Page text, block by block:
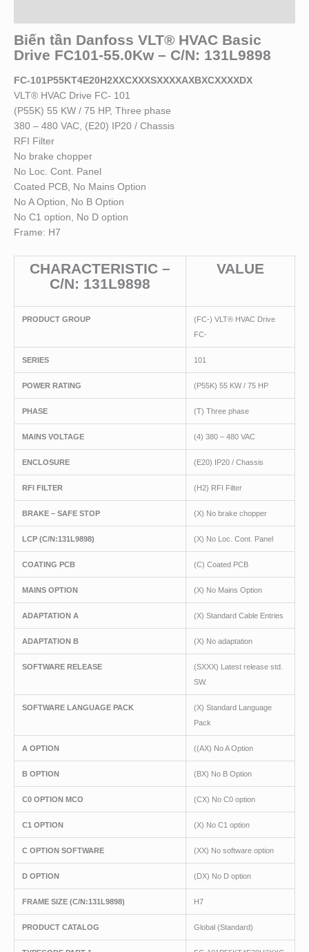
Biến tần Danfoss VLT® HVAC Basic
Drive FC101-55.0Kw – C/N: 131L9898
FC-101P55KT4E20H2XXCXXXSXXXXAXBXCXXXXDX
VLT® HVAC Drive FC- 101
(P55K) 55 KW / 75 HP, Three phase
380 – 480 VAC, (E20) IP20 / Chassis
RFI Filter
No brake chopper
No Loc. Cont. Panel
Coated PCB, No Mains Option
No A Option, No B Option
No C1 option, No D option
Frame: H7
CHARACTERISTIC –
C/N: 131L9898
VALUE
PRODUCT GROUP
(FC-) VLT® HVAC Drive
FC-
SERIES 101
POWER RATING (P55K) 55 KW / 75 HP
PHASE (T) Three phase
MAINS VOLTAGE (4) 380 – 480 VAC
ENCLOSURE (E20) IP20 / Chassis
RFI FILTER (H2) RFI Filter
BRAKE – SAFE STOP (X) No brake chopper
LCP (C/N:131L9898) (X) No Loc. Cont. Panel
COATING PCB (C) Coated PCB
MAINS OPTION (X) No Mains Option
ADAPTATION A (X) Standard Cable Entries
ADAPTATION B (X) No adaptation
SOFTWARE RELEASE
(SXXX) Latest release std.
SW.
SOFTWARE LANGUAGE PACK
(X) Standard Language
Pack
A OPTION ((AX) No A Option
B OPTION (BX) No B Option
C0 OPTION MCO (CX) No C0 option
C1 OPTION (X) No C1 option
C OPTION SOFTWARE (XX) No software option
D OPTION (DX) No D option
FRAME SIZE (C/N:131L9898) H7
PRODUCT CATALOG Global (Standard)